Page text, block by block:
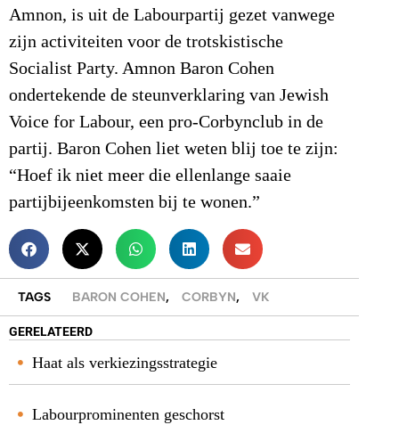
Amnon, is uit de Labourpartij gezet vanwege
zijn activiteiten voor de trotskistische
Socialist Party. Amnon Baron Cohen
ondertekende de steunverklaring van Jewish
Voice for Labour, een pro-Corbynclub in de
partij. Baron Cohen liet weten blij toe te zijn:
“Hoef ik niet meer die ellenlange saaie
partijbijeenkomsten bij te wonen.”
TAGS BARON COHEN, CORBYN, VK
GERELATEERD
Haat als verkiezingsstrategie
Labourprominenten geschorst